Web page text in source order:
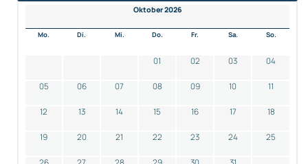
Oktober 2026
Mo. Di. Mi. Do. Fr. Sa. So.
01 02 03 04
05 06 07 08 09 10 11
12 13 14 15 16 17 18
19 20 21 22 23 24 25